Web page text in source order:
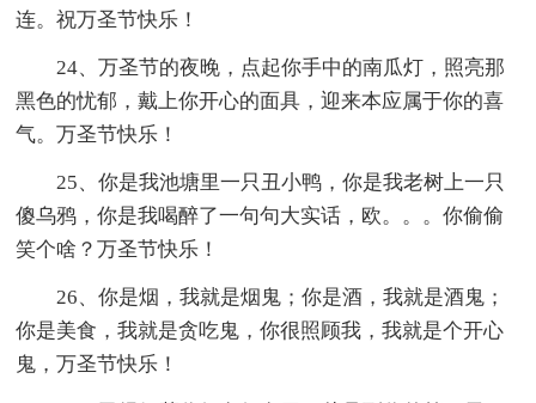
连。祝万圣节快乐！
24、万圣节的夜晚，点起你手中的南瓜灯，照亮那
黑色的忧郁，戴上你开心的面具，迎来本应属于你的喜
气。万圣节快乐！
25、你是我池塘里一只丑小鸭，你是我老树上一只
傻乌鸦，你是我喝醉了一句句大实话，欧。。。你偷偷
笑个啥？万圣节快乐！
26、你是烟，我就是烟鬼；你是酒，我就是酒鬼；
你是美食，我就是贪吃鬼，你很照顾我，我就是个开心
鬼，万圣节快乐！